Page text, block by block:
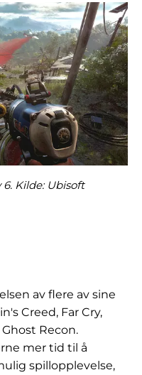
Kilde: Ubisoft
av flere av sine
Creed, Far Cry,
Recon.
mer tid til å
spillopplevelse,